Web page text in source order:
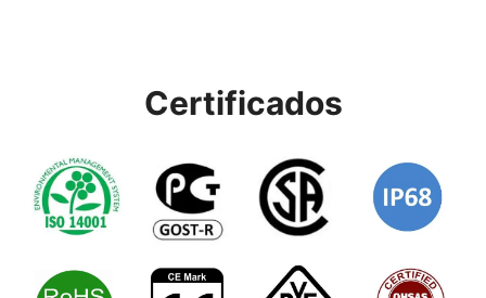
Certificados